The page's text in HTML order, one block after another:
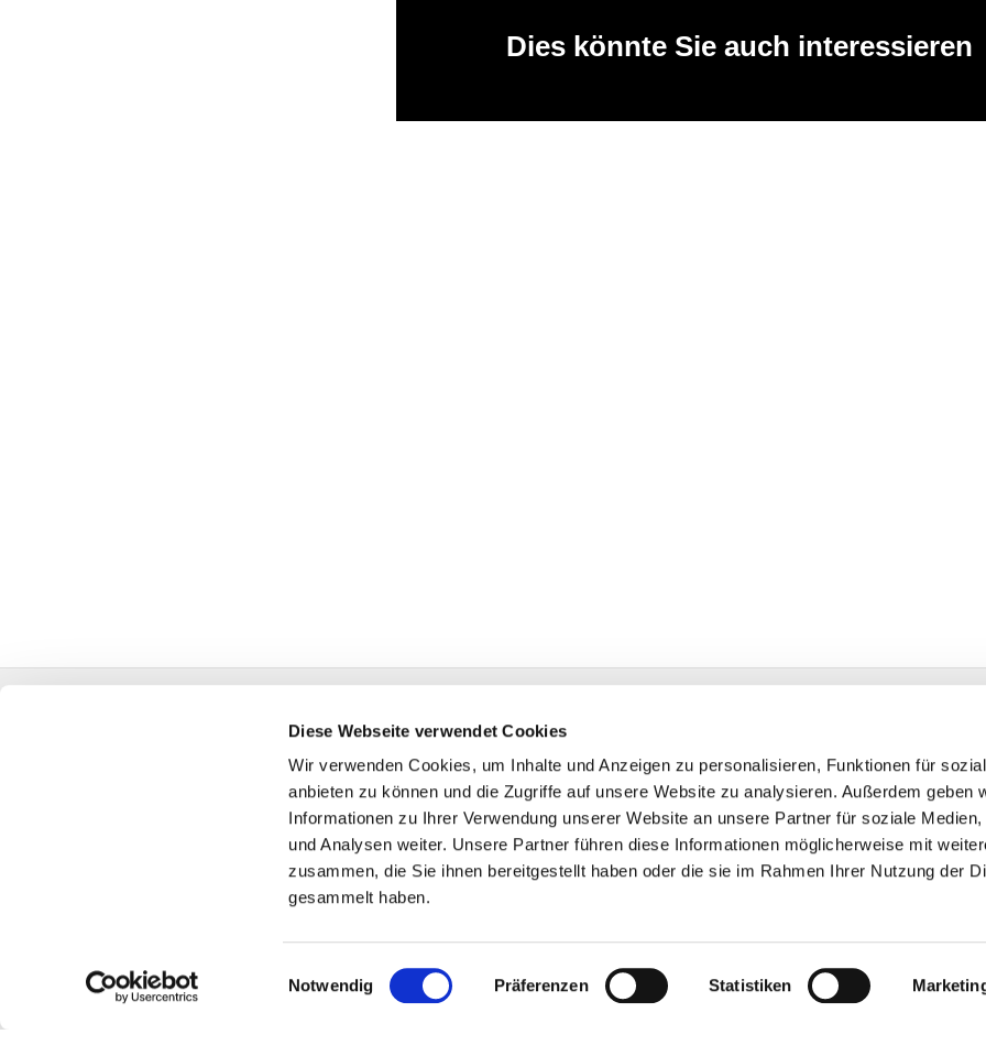
Diese Webseite verwendet Cookies
Wir verwenden Cookies, um Inhalte und Anzeigen zu personalisieren, Funktionen für
anbieten zu können und die Zugriffe auf unsere Website zu analysieren. Außerdem geben
Informationen zu Ihrer Verwendung unserer Website an unsere Partner für soziale Medien,
und Analysen weiter. Unsere Partner führen diese Informationen möglicherweise mit
zusammen, die Sie ihnen bereitgestellt haben oder die sie im Rahmen Ihrer Nutzung der
gesammelt haben.
Einwilligungsauswahl
Notwendig Präferenzen Statistiken
Dies könnte Sie auch interessieren